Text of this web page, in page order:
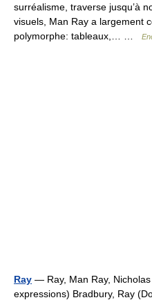
surréalisme, traverse jusqu’à
visuels, Man Ray a largement
polymorphe: tableaux,… …
Ray — Ray, Man Ray,
expressions) Bradbury, Ray